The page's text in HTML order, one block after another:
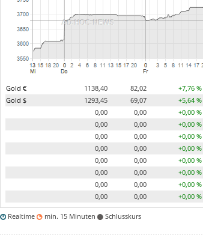
Gold € 1138,40 82,02
+7,76 %
Gold $
1293,45 69,07
+5,64 %
0,00
0,00
+0,00 %
0,00
0,00
+0,00 %
0,00
0,00
+0,00 %
0,00
0,00
+0,00 %
0,00
0,00
+0,00 %
0,00
0,00
+0,00 %
0,00
0,00
+0,00 %
0,00
0,00 +0,00 %
Realtime min. 15 Minuten Schlusskurs